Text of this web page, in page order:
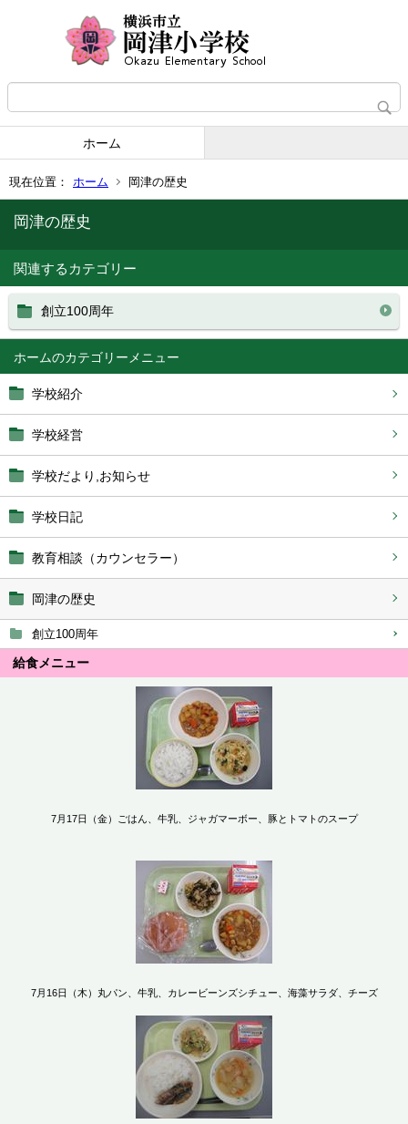
ホーム
現在位置： ホーム 岡津の歴史
ホーム
学校紹介
学校経営
学校だより,お知らせ
学校日記
教育相談（カウンセラー）
岡津の歴史
創立100周年
給食メニュー
7月17日（金）ごはん、牛乳、ジャガマーボー、豚とトマトのスープ
7月16日（木）丸パン、牛乳、カレービーンズシチュー、海藻サラダ、チーズ
岡津の歴史
関連するカテゴリー
創立100周年